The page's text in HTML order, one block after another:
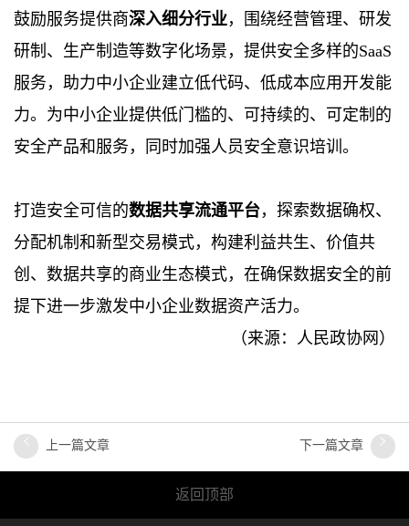
鼓励服务提供商深入细分行业，围绕经营管理、研发
研制、生产制造等数字化场景，提供安全多样的SaaS
服务，助力中小企业建立低代码、低成本应用开发能
力。为中小企业提供低门槛的、可持续的、可定制的
安全产品和服务，同时加强人员安全意识培训。
打造安全可信的数据共享流通平台，探索数据确权、
分配机制和新型交易模式，构建利益共生、价值共
创、数据共享的商业生态模式，在确保数据安全的前
提下进一步激发中小企业数据资产活力。
（来源：人民政协网）
上一篇文章 下一篇文章
返回顶部